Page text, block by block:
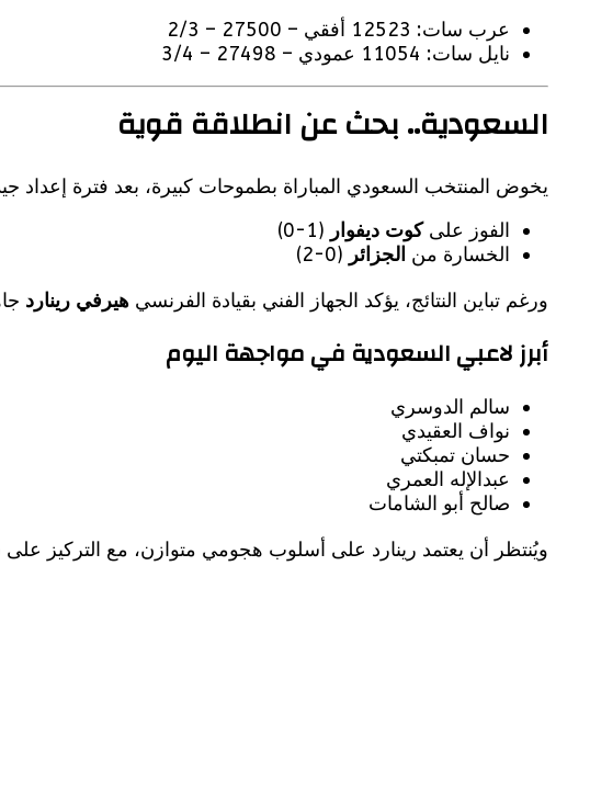
عرب سات: 12523 أفقي – 27500 – 2/3
نايل سات: 11054 عمودي – 27498 – 3/4
السعودية.. بحث عن انطلاقة قوية
يخوض المنتخب السعودي المباراة بطموحات كبيرة، بعد فترة إعداد
الفوز علىكوت ديفوار (1-0)
الخسارة من الجزائر (0-2)
ورغم تباين النتائج، يؤكد الجهاز الفني بقيادة الفرنسي هيرفي رينارد
أبرز لاعبي السعودية في مواجهة اليوم
سالم الدوسري
نواف العقيدي
حسان تمبكتي
عبدالإله العمري
صالح أبو الشامات
ويُنتظر أن يعتمد رينارد على أسلوب هجومي متوازن، مع التركيز